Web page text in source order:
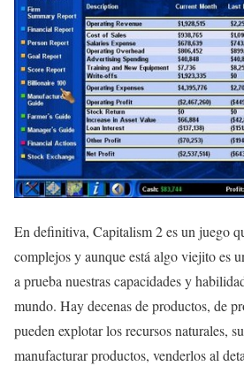
En definitiva, Capitalism 2 es un juego
complejos y aunque está algo viejito es
a prueba nuestras capacidades y
mundo. Hay decenas de productos, de
pueden explotar los recursos naturales,
manufacturar productos, venderlos al